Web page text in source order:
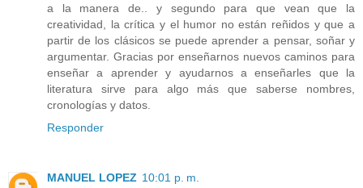
a la manera de.. y segundo para que vean que la
creatividad, la crítica y el humor no están reñidos y que a
partir de los clásicos se puede aprender a pensar, soñar y
argumentar. Gracias por enseñarnos nuevos caminos para
enseñar a aprender y ayudarnos a enseñarles que la
literatura sirve para algo más que saberse nombres,
cronologías y datos.
Responder
MANUEL LOPEZ 10:01 p. m.